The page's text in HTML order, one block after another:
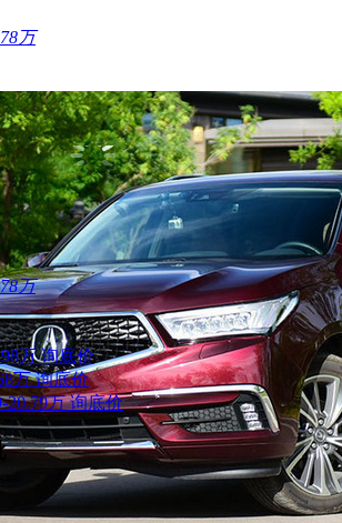
万
万
万 询底价
万 询底价
20.79万 询底价